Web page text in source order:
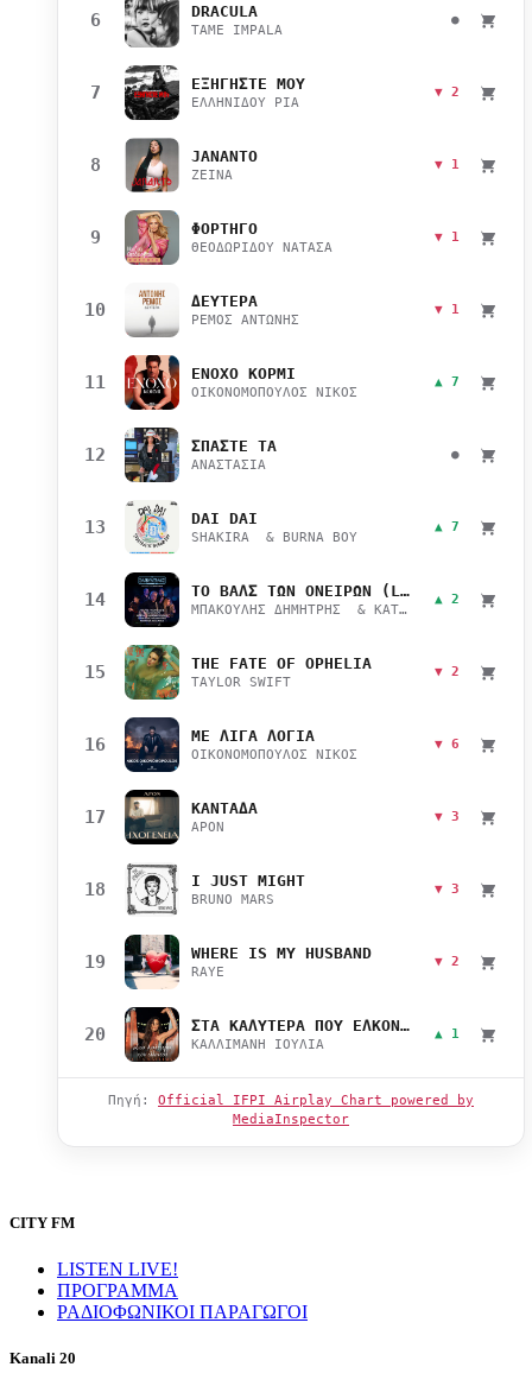
6 DRACULA
TAME IMPALA
●
7 ΕΞΗΓΗΣΤΕ ΜΟΥ
ΕΛΛΗΝΙΔΟΥ ΡΙΑ
▼ 2
8 JANANTO
ZEINA
▼ 1
9 ΦΟΡΤΗΓΟ
ΘΕΟΔΩΡΙΔΟΥ ΝΑΤΑΣΑ
▼ 1
10 ΔΕΥΤΕΡΑ
ΡΕΜΟΣ ΑΝΤΩΝΗΣ
▼ 1
11 ΕΝΟΧΟ ΚΟΡΜΙ
ΟΙΚΟΝΟΜΟΠΟΥΛΟΣ ΝΙΚΟΣ
▲ 7
12 ΣΠΑΣΤΕ ΤΑ
ΑΝΑΣΤΑΣΙΑ
●
13 DAI DAI
SHAKIRA & BURNA BOY
▲ 7
14 ΤΟ ΒΑΛΣ ΤΩΝ ΟΝΕΙΡΩΝ (LIVE)
ΜΠΑΚΟΥΛΗΣ ΔΗΜΗΤΡΗΣ & ΚΑΤΣΙΜΙΧΑ ΜΑΡΙΑΝΑ
▲ 2
15 THE FATE OF OPHELIA
TAYLOR SWIFT
▼ 2
16 ΜΕ ΛΙΓΑ ΛΟΓΙΑ
ΟΙΚΟΝΟΜΟΠΟΥΛΟΣ ΝΙΚΟΣ
▼ 6
17 ΚΑΝΤΑΔΑ
APON
▼ 3
18 I JUST MIGHT
BRUNO MARS
▼ 3
19 WHERE IS MY HUSBAND
RAYE
▼ 2
20 ΣΤΑ ΚΑΛΥΤΕΡΑ ΠΟΥ ΕΛΚΟΝΤΑΙ
ΚΑΛΛΙΜΑΝΗ ΙΟΥΛΙΑ
▲ 1
Πηγή: Official IFPI Airplay Chart powered by
MediaInspector
CITY FM
LISTEN LIVE!
ΠΡΟΓΡΑΜΜΑ
ΡΑΔΙΟΦΩΝΙΚΟΙ ΠΑΡΑΓΩΓΟΙ
Kanali 20